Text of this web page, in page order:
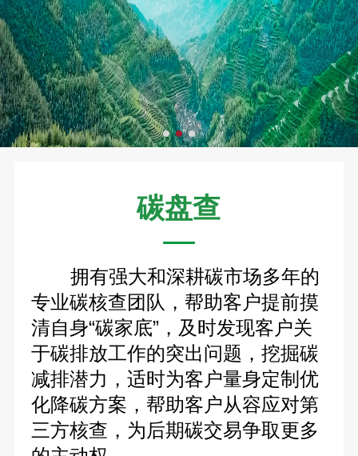
碳盘查
拥有强大和深耕碳市场多年的
专业碳核查团队，帮助客户提前摸
清自身“碳家底”，及时发现客户关
于碳排放工作的突出问题，挖掘碳
减排潜力，适时为客户量身定制优
化降碳方案，帮助客户从容应对第
三方核查，为后期碳交易争取更多